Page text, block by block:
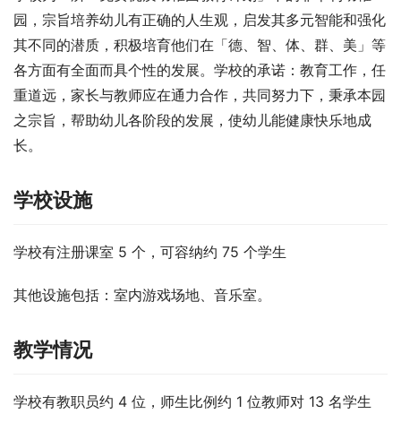
园，宗旨培养幼儿有正确的人生观，启发其多元智能和强化
其不同的潜质，积极培育他们在「德、智、体、群、美」等
各方面有全面而具个性的发展。学校的承诺：教育工作，任
重道远，家长与教师应在通力合作，共同努力下，秉承本园
之宗旨，帮助幼儿各阶段的发展，使幼儿能健康快乐地成
长。
学校设施
学校有注册课室 5 个，可容纳约 75 个学生
其他设施包括：室内游戏场地、音乐室。
教学情况
学校有教职员约 4 位，师生比例约 1 位教师对 13 名学生